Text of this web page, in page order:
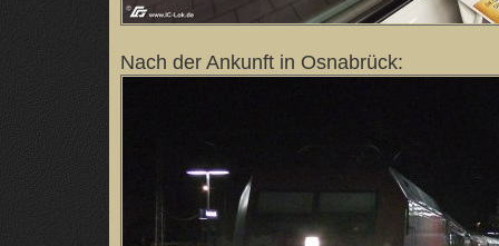
Nach der Ankunft in Osnabrück: